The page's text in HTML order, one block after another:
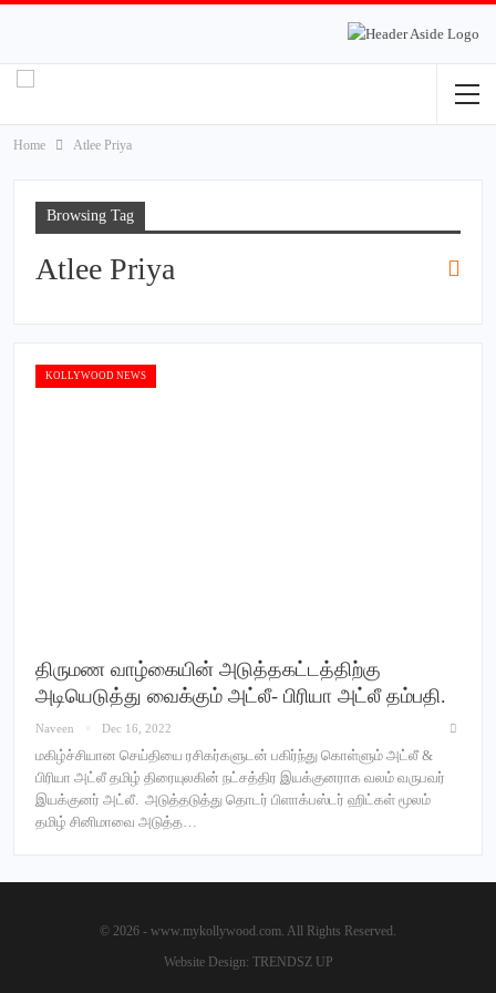
Home Atlee Priya
Browsing Tag
Atlee Priya
KOLLYWOOD NEWS
திருமண வாழ்கையின் அடுத்தகட்டத்திற்கு
அடியெடுத்து வைக்கும் அட்லீ- பிரியா அட்லீ தம்பதி.
Naveen Dec 16, 2022
மகிழ்ச்சியான செய்தியை ரசிகர்களுடன் பகிர்ந்து கொள்ளும் அட்லீ &
பிரியா அட்லீ தமிழ் திரையுலகின் நட்சத்திர இயக்குனராக வலம் வருபவர்
இயக்குனர் அட்லீ. அடுத்தடுத்து தொடர் பிளாக்பஸ்டர் ஹிட்கள் மூலம்
தமிழ் சினிமாவை அடுத்த…
© 2026 - www.mykollywood.com. All Rights Reserved.
Website Design: TRENDSZ UP